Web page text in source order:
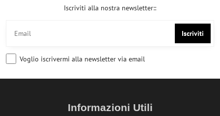
Iscriviti alla nostra newsletter::
Iscriviti
Voglio iscrivermi alla newsletter via email
Informazioni Utili